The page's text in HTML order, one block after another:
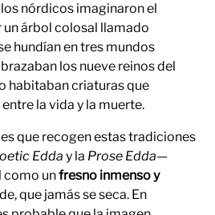
nórdicos imaginaron el
árbol colosal llamado
hundían en tres mundos
los nueve reinos del
habitaban criaturas que
la vida y la muerte.
que recogen estas tradiciones
Edda y la Prose Edda—
como unfresno inmenso y
que jamás se seca. En